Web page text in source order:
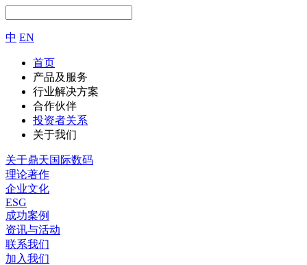
中 EN
首页
产品及服务
行业解决方案
合作伙伴
投资者关系
关于我们
关于鼎天国际数码
理论著作
企业文化
ESG
成功案例
资讯与活动
联系我们
加入我们